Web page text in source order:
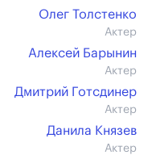
Олег Толстенко
Актер
Алексей Барынин
Актер
Дмитрий Готсдинер
Актер
Данила Князев
Актер